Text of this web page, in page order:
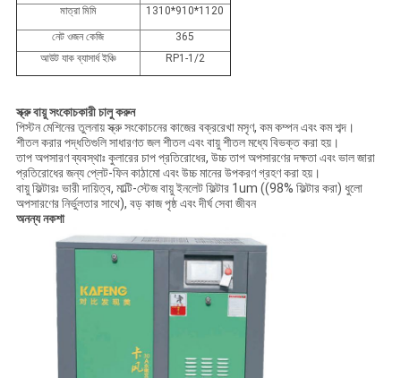
মাত্রা মিমি
1310*910*1120
নেট ওজন কেজি
365
আউট যাক ব্যাসার্ধ ইঞ্চি
RP1-1/2
স্ক্রু বায়ু সংকোচকারী চালু করুন
পিস্টন মেশিনের তুলনায় স্ক্রু সংকোচনের কাজের বক্ররেখা মসৃণ, কম কম্পন এবং কম শব্দ।
শীতল করার পদ্ধতিগুলি সাধারণত জল শীতল এবং বায়ু শীতল মধ্যে বিভক্ত করা হয়।
তাপ অপসারণ ব্যবস্থাঃ কুলারের চাপ প্রতিরোধের, উচ্চ তাপ অপসারণের দক্ষতা এবং ভাল জারা
প্রতিরোধের জন্য প্লেট-ফিন কাঠামো এবং উচ্চ মানের উপকরণ গ্রহণ করা হয়।
বায়ু ফিল্টারঃ ভারী দায়িত্ব, মাল্টি-স্টেজ বায়ু ইনলেট ফিল্টার 1um ((98% ফিল্টার করা) ধুলো
অপসারণের নির্ভুলতার সাথে), বড় কাজ পৃষ্ঠ এবং দীর্ঘ সেবা জীবন
অনন্য নকশা